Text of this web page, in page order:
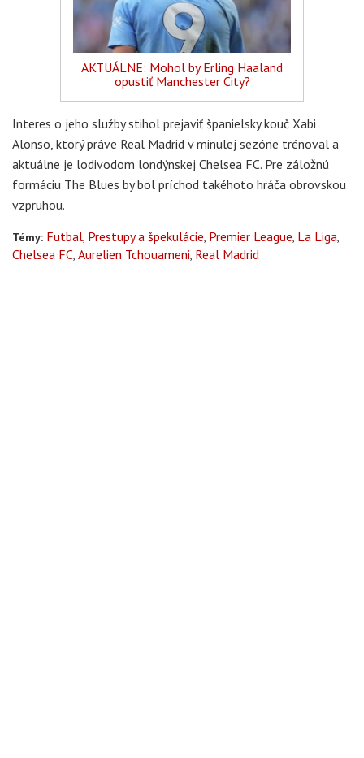
AKTUÁLNE: Mohol by Erling Haaland
opustiť Manchester City?
Interes o jeho služby stihol prejaviť španielsky kouč Xabi
Alonso, ktorý práve Real Madrid v minulej sezóne trénoval a
aktuálne je lodivodom londýnskej Chelsea FC. Pre záložnú
formáciu The Blues by bol príchod takéhoto hráča obrovskou
vzpruhou.
Témy: Futbal Prestupy a špekulácie Premier League La Liga
Chelsea FC Aurelien Tchouameni Real Madrid